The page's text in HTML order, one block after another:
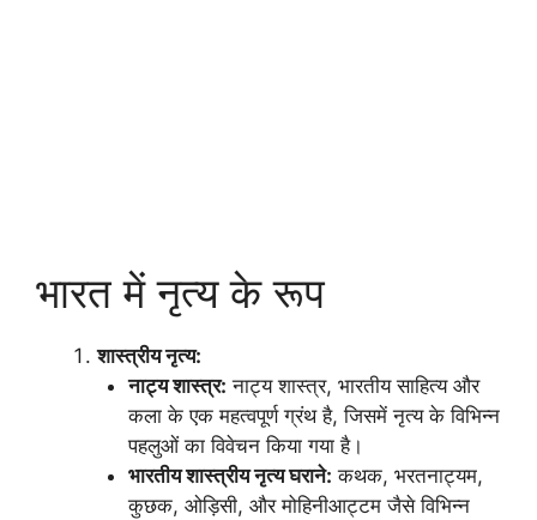
भारत में नृत्य के रूप
शास्त्रीय नृत्य:
नाट्य शास्त्र: नाट्य शास्त्र, भारतीय साहित्य और
कला के एक महत्वपूर्ण ग्रंथ है, जिसमें नृत्य के विभिन्न
पहलुओं का विवेचन किया गया है।
भारतीय शास्त्रीय नृत्य घराने: कथक, भरतनाट्यम,
कुछक, ओड़िसी, और मोहिनीआट्टम जैसे विभिन्न